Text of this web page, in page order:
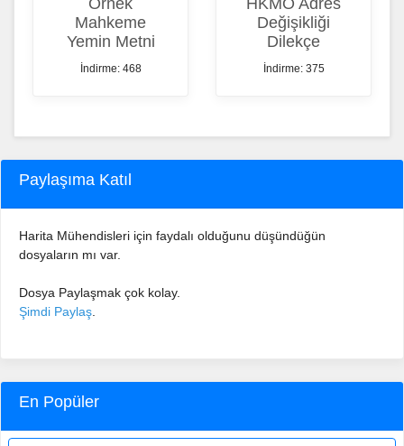
Mahkeme
Yemin Metni
İndirme: 468
Değişikliği
Dilekçe
İndirme: 375
Paylaşıma Katıl
Harita Mühendisleri için faydalı olduğunu düşündüğün
dosyaların mı var.
Dosya Paylaşmak çok kolay.
Şimdi Paylaş
En Popüler